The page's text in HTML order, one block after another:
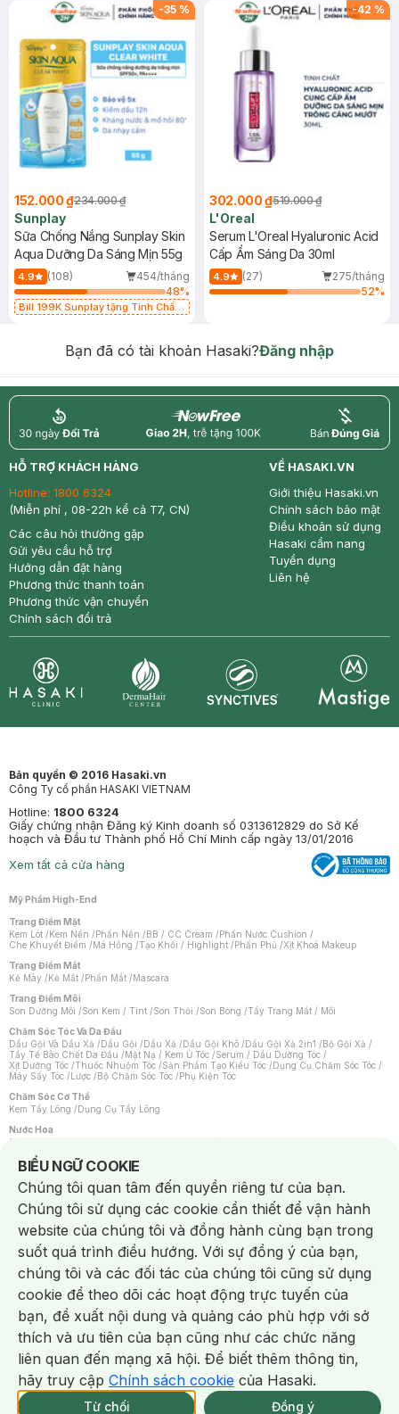
-35 %
152.000 ₫234.000 ₫
Sunplay
Sữa Chống Nắng Sunplay Skin
Aqua Dưỡng Da Sáng Mịn 55g
4.9 (108)
454/tháng
48%
Bill 199K Sunplay tặng Tinh Chất
-42 %
302.000 ₫519.000 ₫
L'Oreal
Serum L'Oreal Hyaluronic Acid
Cấp Ẩm Sáng Da 30ml
4.9 (27)
275/tháng
52%
NowFree 2H Giao Nhanh Miễn Phí 2H Xem chi tiết
Mua online
Bạn đã có tài khoản Hasaki?Đăng nhập
return nowfree price
HỖ TRỢ KHÁCH HÀNG
Hotline: 1800 6324
(Miễn phí , 08-22h kể cả T7, CN)
Các câu hỏi thường gặp
Gửi yêu cầu hỗ trợ
Hướng dẫn đặt hàng
Phương thức thanh toán
Phương thức vận chuyển
Chính sách đổi trả
VỀ HASAKI.VN
Giới thiệu Hasaki.vn
Chính sách bảo mật
Điều khoản sử dụng
Hasaki cẩm nang
Tuyển dụng
Liên hệ
Bản quyền © 2016 Hasaki.vn
Công Ty cổ phần HASAKI VIETNAM
Hotline: 1800 6324
Giấy chứng nhận Đăng ký Kinh doanh số 0313612829 do Sở Kế
hoạch và Đầu tư Thành phố Hồ Chí Minh cấp ngày 13/01/2016
Xem tất cả cửa hàng
Mỹ Phẩm High-End
Trang Điểm Mặt
Kem Lót /Kem Nền /Phấn Nền /BB / CC Cream /Phấn Nước Cushion /
Che Khuyết Điểm /Má Hồng /Tạo Khối / Highlight /Phấn Phủ /Xịt Khoá Makeup
Trang Điểm Mắt
Kẻ Mày /Kẻ Mắt /Phấn Mắt /Mascara
Trang Điểm Môi
Son Dưỡng Môi /Son Kem / Tint /Son Thỏi /Son Bóng /Tẩy Trang Mắt / Môi
Chăm Sóc Tóc Và Da Đầu
Dầu Gội Và Dầu Xả /Dầu Gội /Dầu Xả /Dầu Gội Khô /Dầu Gội Xả 2in1 /Bộ Gội Xả /
Tẩy Tế Bào Chết Da Đầu /Mặt Nạ / Kem Ủ Tóc /Serum / Dầu Dưỡng Tóc /
Xịt Dưỡng Tóc /Thuốc Nhuộm Tóc /Sản Phẩm Tạo Kiểu Tóc /Dụng Cụ Chăm Sóc Tóc /
Máy Sấy Tóc /Lược /Bộ Chăm Sóc Tóc /Phụ Kiện Tóc
Chăm Sóc Cơ Thể
Kem Tẩy Lông /Dụng Cụ Tẩy Lông
Nước Hoa
Nước Hoa Nữ
Chăm Sóc Cá Nhân
Chống Muỗi /Khẩu Trang /Máy Massage/Mặt Nạ Xông Hơi /Nước Rửa Tay/
Sản Phẩm Chăm Sóc Khác /Bàn Chải Đánh Răng /Bàn Chải Điện/
Hỗ Trợ Trắng Răng/Kem Đánh Răng /Máy Tăm Nước/ Nước Súc Miệng/
Tăm / Chỉ Nha Khoa/ Xịt Thơm Miệng / Dung Dịch Vệ Sinh/Dưỡng Vùng Kín/
Khăn Ướt Vệ Sinh Vùng Kín/Băng Vệ Sinh/Tampon/Bọt Cạo Râu /Dao Cạo Râu/
Máy Cạo Râu
Vấn Đề Về Da
Da Dầu / Lỗ Chân Lông To/ Da Khô / Mất Nước/ Da Lão Hóa/ Da Mụn/
Da Nhạy Cảm / Kích Ứng
Da Xỉn Màu Thâm / Nám / Tàn Nhang
Quầng Thâm & Bọng Mắt /Sẹo /Viêm Da Cơ Địa
Dụng Cụ / Phụ Kiện Chăm Sóc Da
Bông Tẩy Trang
Khăn Lau Mặt Khô Dụng Cụ / Máy Rửa Mặt Máy Chăm Sóc Da
Dụng Cụ Chăm Sóc Khác
BIỂU NGỮ COOKIE
Notice about cookies usage
Chúng tôi quan tâm đến quyền riêng tư của bạn.
Chúng tôi sử dụng các cookie cần thiết để vận hành
website của chúng tôi và đồng hành cùng bạn trong
suốt quá trình điều hướng. Với sự đồng ý của bạn,
chúng tôi và các đối tác của chúng tôi cũng sử dụng
cookie để theo dõi các hoạt động trực tuyến của
bạn, đề xuất nội dung và quảng cáo phù hợp với sở
thích và ưu tiên của bạn cũng như các chức năng
liên quan đến mạng xã hội. Để biết thêm thông tin,
hãy truy cập Chính sách cookie của Hasaki.
Từ chối Đồng ý